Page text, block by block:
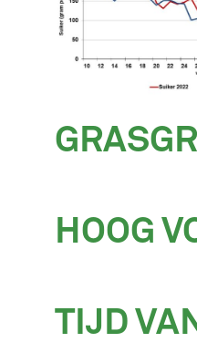
HOOG
TIJD